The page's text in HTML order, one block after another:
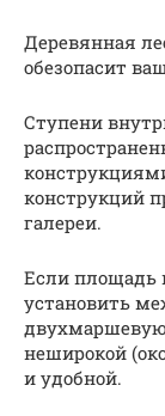
Деревянная
обезопасит
Ступени
конструкций
галереи.
Если площадь
установить
двухмаршевую
неширокой
и удобной.